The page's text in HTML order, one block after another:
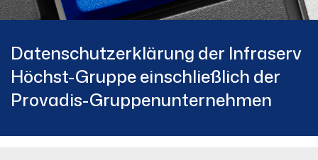
Datenschutzerklärung der Infraserv
Höchst-Gruppe einschließlich der
Provadis-Gruppenunternehmen